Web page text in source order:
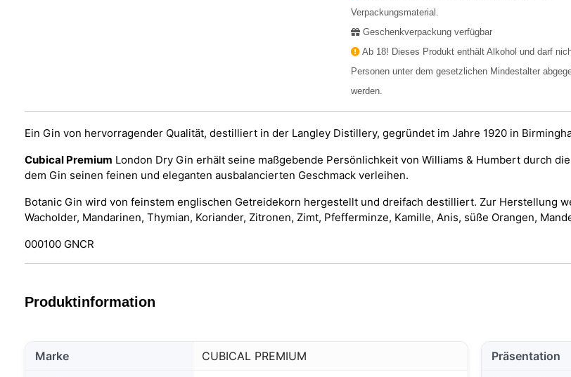
Verpackungsmaterial.
Geschenkverpackung verfügbar
Ab 18! Dieses Produkt enthält Alkohol und darf
Personen unter dem gesetzlichen Mindestalter
werden.
Ein Gin von hervorragender Qualität, destilliert in der Langley Distillery, gegründet im Jahre 1920 in
Cubical Premium London Dry Gin erhält seine maßgebende Persönlichkeit von Williams & Humbert durch
dem Gin seinen feinen und eleganten ausbalancierten Geschmack verleihen.
Botanic Gin wird von feinstem englischen Getreidekorn hergestellt und dreifach destilliert. Zur Herstellung
Wacholder, Mandarinen, Thymian, Koriander, Zitronen, Zimt, Pfefferminze, Kamille, Anis, süße Orangen,
000100 GNCR
Produktinformation
Marke CUBICAL PREMIUM Präsentation